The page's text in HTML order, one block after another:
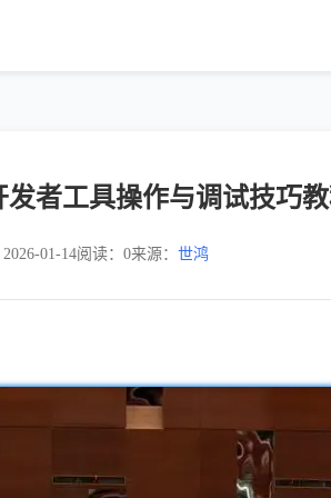
发者工具操作与调试技巧
01-14阅读：0来源： 世鸿